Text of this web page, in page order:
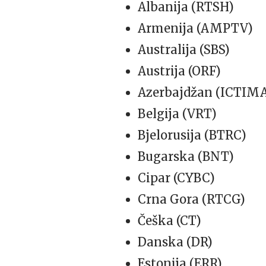
Albanija (RTSH)
Armenija (AMPTV)
Australija (SBS)
Austrija (ORF)
Azerbajdžan
Belgija (VRT)
Bjelorusija (BTRC)
Bugarska (BNT)
Cipar (CYBC)
Crna Gora (RTCG)
Češka (CT)
Danska (DR)